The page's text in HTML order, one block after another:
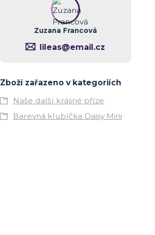
Zuzana Francová
lileas@email.cz
Zboží zařazeno v kategoriích
Naše další krásné příze
Barevná klubíčka Daisy Mini